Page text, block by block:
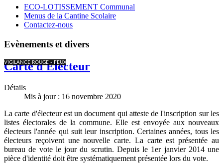
ECO-LOTISSEMENT Communal
Menus de la Cantine Scolaire
Contactez-nous
Evènements et divers
VIGILANCE ROUGE - FEUX
Carte d'Electeur
Détails
Mis à jour : 16 novembre 2020
La carte d'électeur est un document qui atteste de l'inscription sur les
listes électorales de la commune. Elle est envoyée aux nouveaux
électeurs l'année qui suit leur inscription. Certaines années, tous les
électeurs reçoivent une nouvelle carte. La carte est présentée au
bureau de vote le jour du scrutin. Depuis le 1er janvier 2014 une
pièce d'identité doit être systématiquement présentée lors du vote.